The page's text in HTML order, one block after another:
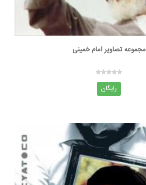
مجموعه تصاویر امام خمینی
رایگان